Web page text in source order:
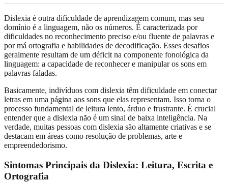
Dislexia é outra dificuldade de aprendizagem comum, mas seu
domínio é a linguagem, não os números. É caracterizada por
dificuldades no reconhecimento preciso e/ou fluente de palavras e
por má ortografia e habilidades de decodificação. Esses desafios
geralmente resultam de um déficit na componente fonológica da
linguagem: a capacidade de reconhecer e manipular os sons em
palavras faladas.
Basicamente, indivíduos com dislexia têm dificuldade em conectar
letras em uma página aos sons que elas representam. Isso torna o
processo fundamental de leitura lento, árduo e frustrante. É crucial
entender que a dislexia não é um sinal de baixa inteligência. Na
verdade, muitas pessoas com dislexia são altamente criativas e se
destacam em áreas como resolução de problemas, arte e
empreendedorismo.
Sintomas Principais da Dislexia: Leitura, Escrita e
Ortografia